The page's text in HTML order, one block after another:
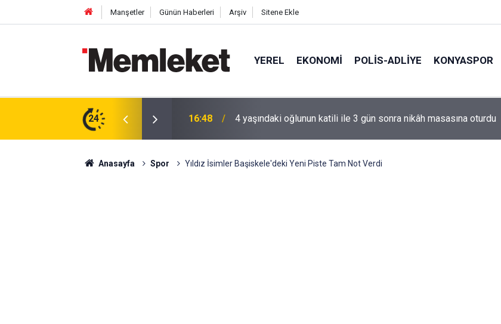
Manşetler Günün Haberleri Arşiv Sitene Ekle
YEREL EKONOMI POLİS-ADLİYE KONYASPOR
24
sonra nikâh masasına oturdu 16:44 Mahallede korku dolu anlar: Gaz hattı delindi
Anasayfa Spor Yıldız İsimler Başiskele'deki Yeni Piste Tam Not Verdi